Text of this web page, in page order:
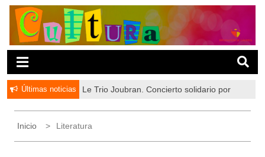
Últimas noticias
Le Trio Joubran. Concierto solidario por
Inicio Literatura